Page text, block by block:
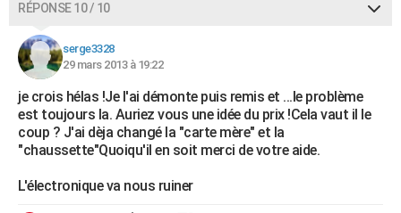
RÉPONSE 10 / 10
serge3328
29 mars 2013 à 19:22
je crois hélas !Je l'ai démonte puis remis et ...le problème
est toujours la. Auriez vous une idée du prix !Cela vaut il le
coup ? J'ai dèja changé la "carte mère" et la
"chaussette"Quoiqu'il en soit merci de votre aide.
L'électronique va nous ruiner